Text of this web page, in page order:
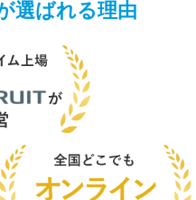
選ばれる理由